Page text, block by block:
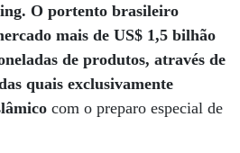
O portento brasileiro
mais de US$ 1,5 bilhão
de produtos, através de
quais exclusivamente
com o preparo especial de